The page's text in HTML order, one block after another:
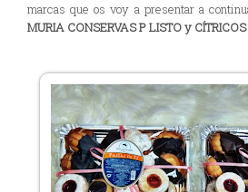
marcas que os voy a presentar a
MURIA CONSERVAS P LISTO y